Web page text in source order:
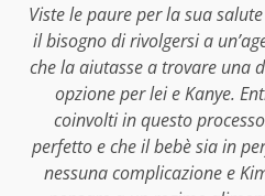
Viste le paure per la sua
il bisogno di rivolgersi a
che la aiutasse a trovare una
opzione per lei e Kanye.
coinvolti in questo
perfetto e che il bebè sia in
nessuna complicazione e